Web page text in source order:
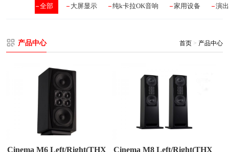
全部 大屏显示 纯k卡拉OK音响 家用设备 演
产品中心 首页 > 产品中心
Cinema M6 Left/Right(THX
Cinema M8 Left/Right(THX